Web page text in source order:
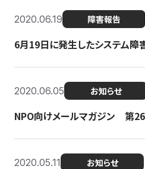
2020.06.19 障害報告
6月19日に発生したシステム障
2020.06.05 お知らせ
NPO向けメールマガジン 第
2020.05.11 お知らせ